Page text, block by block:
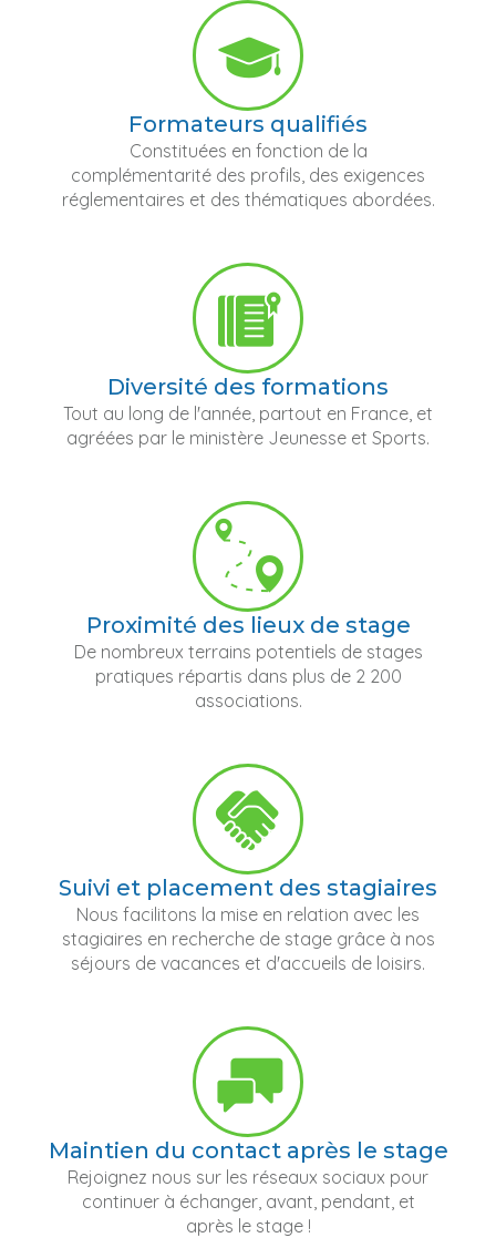
Formateurs qualifiés
Constituées en fonction de la
complémentarité des profils, des exigences
réglementaires et des thématiques abordées.
Diversité des formations
Tout au long de l'année, partout en France, et
agréées par le ministère Jeunesse et Sports.
Proximité des lieux de stage
De nombreux terrains potentiels de stages
pratiques répartis dans plus de 2 200
associations.
Suivi et placement des stagiaires
Nous facilitons la mise en relation avec les
stagiaires en recherche de stage grâce à nos
séjours de vacances et d'accueils de loisirs.
Maintien du contact après le stage
Rejoignez nous sur les réseaux sociaux pour
continuer à échanger, avant, pendant, et
après le stage !